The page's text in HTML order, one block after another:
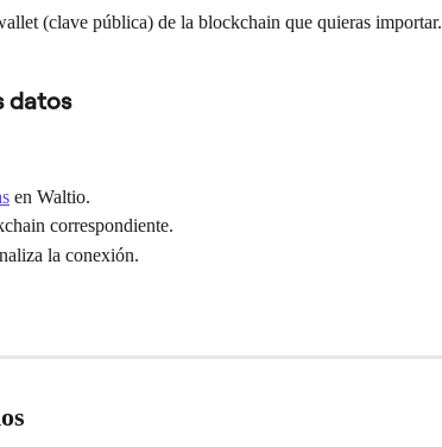
(clave pública) de la blockchain que quieras importar.
datos
en Waltio.
correspondiente.
la conexión.